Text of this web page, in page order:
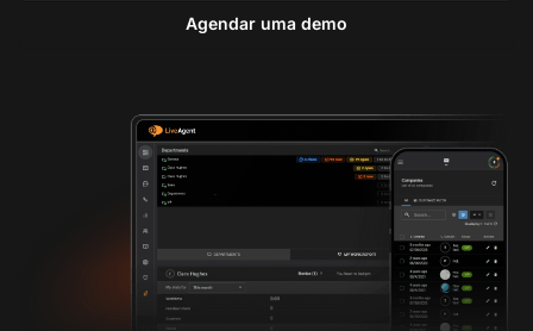
Agendar uma demo